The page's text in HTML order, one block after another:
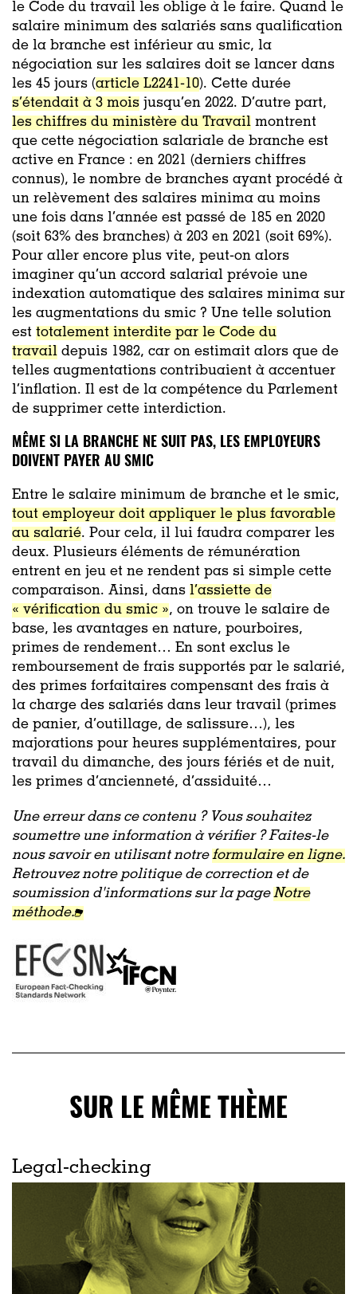
le Code du travail les oblige à le faire. Quand le
salaire minimum des salariés sans qualification
de la branche est inférieur au smic, la
négociation sur les salaires doit se lancer dans
les 45 jours (article L2241-10). Cette durée
s’étendait à 3 mois jusqu’en 2022. D’autre part,
les chiffres du ministère du Travail montrent
que cette négociation salariale de branche est
active en France : en 2021 (derniers chiffres
connus), le nombre de branches ayant procédé à
un relèvement des salaires minima au moins
une fois dans l’année est passé de 185 en 2020
(soit 63% des branches) à 203 en 2021 (soit 69%).
Pour aller encore plus vite, peut-on alors
imaginer qu’un accord salarial prévoie une
indexation automatique des salaires minima sur
les augmentations du smic ? Une telle solution
est totalement interdite par le Code du
travail depuis 1982, car on estimait alors que de
telles augmentations contribuaient à accentuer
l’inflation. Il est de la compétence du Parlement
de supprimer cette interdiction.
MÊME SI LA BRANCHE NE SUIT PAS, LES EMPLOYEURS
DOIVENT PAYER AU SMIC
Entre le salaire minimum de branche et le smic,
tout employeur doit appliquer le plus favorable
au salarié. Pour cela, il lui faudra comparer les
deux. Plusieurs éléments de rémunération
entrent en jeu et ne rendent pas si simple cette
comparaison. Ainsi, dans l’assiette de
« vérification du smic », on trouve le salaire de
base, les avantages en nature, pourboires,
primes de rendement… En sont exclus le
remboursement de frais supportés par le salarié,
des primes forfaitaires compensant des frais à
la charge des salariés dans leur travail (primes
de panier, d’outillage, de salissure…), les
majorations pour heures supplémentaires, pour
travail du dimanche, des jours fériés et de nuit,
les primes d’ancienneté, d’assiduité…
Une erreur dans ce contenu ? Vous souhaitez
soumettre une information à vérifier ? Faites-le
nous savoir en utilisant notreformulaire en ligne.
Retrouvez notre politique de correction et de
soumission d'informations sur la pageNotre
méthode.
SUR LE MÊME THÈME
Legal-checking